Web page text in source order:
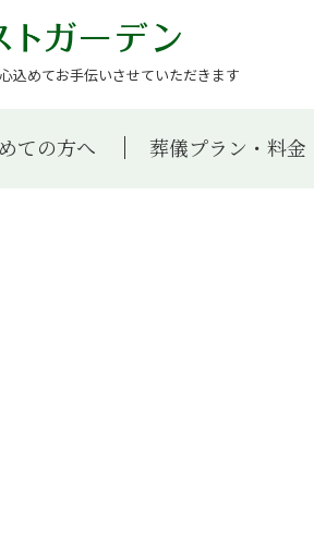
込めてお手伝いさせていただきます
ての方へ 葬儀プラン・料金